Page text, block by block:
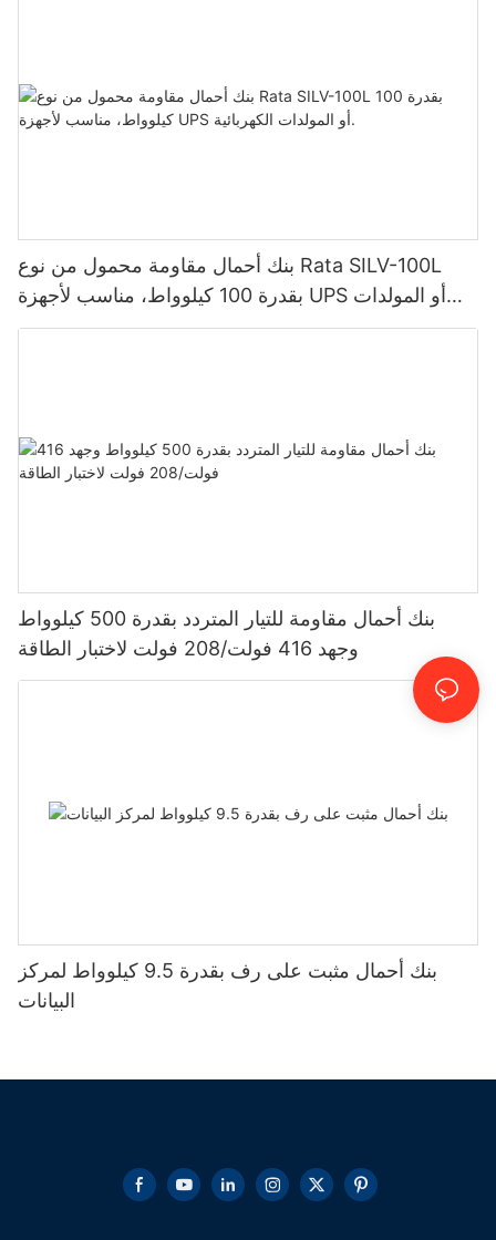
بنك أحمال مقاومة محمول من نوع Rata SILV-100L
بقدرة 100 كيلوواط، مناسب لأجهزة UPS أو المولدات
الكهربائية.
بنك أحمال مقاومة للتيار المتردد بقدرة 500 كيلوواط
وجهد 416 فولت/208 فولت لاختبار الطاقة
بنك أحمال مثبت على رف بقدرة 9.5 كيلوواط لمركز
البيانات